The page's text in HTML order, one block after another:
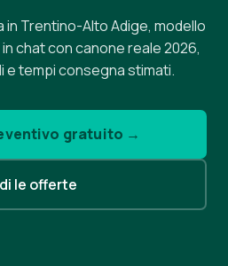
in Trentino-Alto Adige, modello
chat con canone reale 2026,
e tempi consegna stimati.
gratuito →
le offerte